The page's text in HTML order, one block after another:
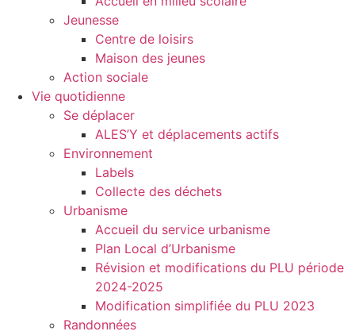
Jeunesse
Centre de loisirs
Maison des jeunes
Action sociale
Vie quotidienne
Se déplacer
ALES’Y et déplacements actifs
Environnement
Labels
Collecte des déchets
Urbanisme
Accueil du service urbanisme
Plan Local d’Urbanisme
Révision et modifications du PLU période
2024-2025
Modification simplifiée du PLU 2023
Randonnées